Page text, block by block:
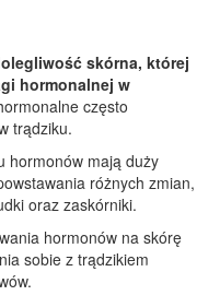
skórna, której
hormonalnej w
często
trądziku.
hormonów mają duży
różnych zmian,
oraz zaskórniki.
hormonów na skórę
sobie z trądzikiem